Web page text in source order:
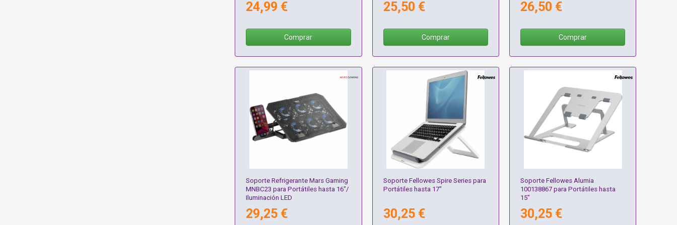
24,99 €
Comprar
25,50 €
Comprar
26,50 €
Comprar
Soporte Refrigerante Mars Gaming
MNBC23 para Portátiles hasta 16"/
Iluminación LED
29,25 €
Soporte Fellowes Spire Series para
Portátiles hasta 17"
30,25 €
Soporte Fellowes Alumia
100138867 para Portátiles hasta
15"
30,25 €